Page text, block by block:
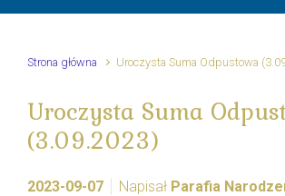
Strona główna Uroczysta Suma Odpustowa
Uroczysta Suma
(3.09.2023)
2023-09-07 Napisał Parafia